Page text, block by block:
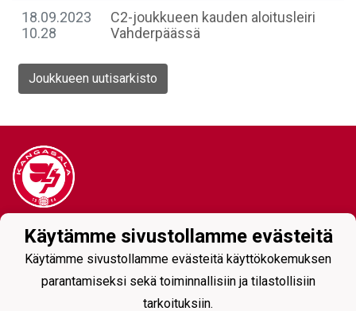
18.09.2023
10.28
C2-joukkueen kauden aloitusleiri
Vahderpäässä
Joukkueen uutisarkisto
Tietosuojaseloste
Käytämme sivustollamme evästeitä
Käytämme sivustollamme evästeitä käyttökokemuksen
parantamiseksi sekä toiminnallisiin ja tilastollisiin
tarkoituksiin.